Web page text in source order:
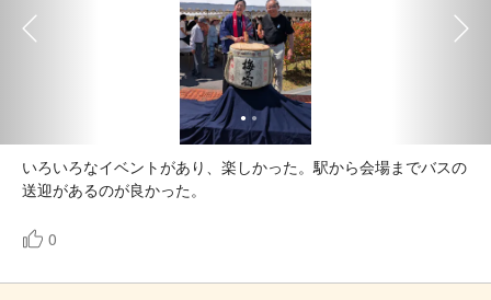
いろいろなイベントがあり、楽しかった。駅から会場までバスの
0